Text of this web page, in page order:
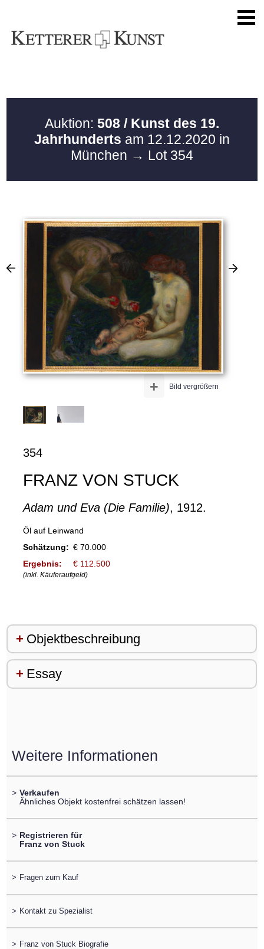
Auktion: 508 / Kunst des 19.
Jahrhunderts am 12.12.2020 in
München → Lot 354
Bild vergrößern
+
354
FRANZ VON STUCK
Adam und Eva (Die Familie), 1912.
Öl auf Leinwand
Schätzung: € 70.000
Ergebnis:
€ 112.500
(inkl. Käuferaufgeld)
Objektbeschreibung
Essay
Weitere Informationen
> Verkaufen
Ähnliches Objekt kostenfrei schätzen lassen!
> Registrieren für
Franz von Stuck
> Fragen zum Kauf
> Kontakt zu Spezialist
> Franz von Stuck Biografie